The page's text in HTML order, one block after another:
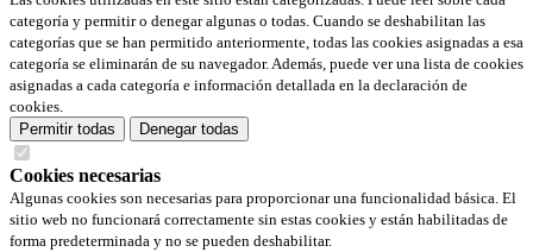
categoría y permitir o denegar algunas o todas. Cuando se deshabilitan las
categorías que se han permitido anteriormente, todas las cookies asignadas a esa
categoría se eliminarán de su navegador. Además, puede ver una lista de cookies
asignadas a cada categoría e información detallada en la declaración de
cookies.
Permitir todas
Denegar todas
Cookies necesarias
Algunas cookies son necesarias para proporcionar una funcionalidad básica. El
sitio web no funcionará correctamente sin estas cookies y están habilitadas de
forma predeterminada y no se pueden deshabilitar.